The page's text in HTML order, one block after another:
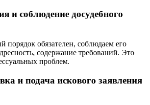
и соблюдение досудебного
порядок обязателен, соблюдаем его
содержание требований. Это
проблем.
и подача искового заявления